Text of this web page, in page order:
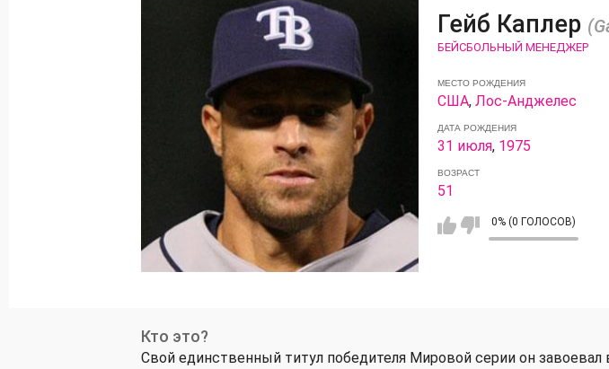
Гейб Каплер
БЕЙСБОЛЬНЫЙ МЕНЕДЖЕР
МЕСТО РОЖДЕНИЯ
США, Лос-Анджелес
ДАТА РОЖДЕНИЯ
31 июля, 1975
ВОЗРАСТ
51
0% (0 ГОЛОСОВ)
Кто это?
Свой единственный титул победителя Мировой серии он